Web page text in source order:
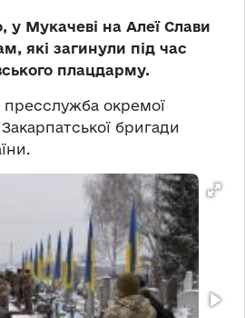
у Мукачеві на Алеї Слави
які загинули під час
плацдарму.
пресслужба окремої
бригади